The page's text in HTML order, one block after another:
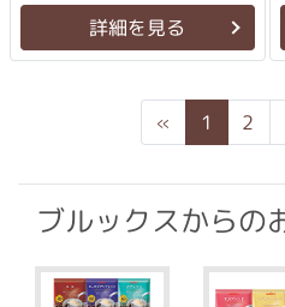
詳細を見る
« Previous
1 2
ブルックスからの